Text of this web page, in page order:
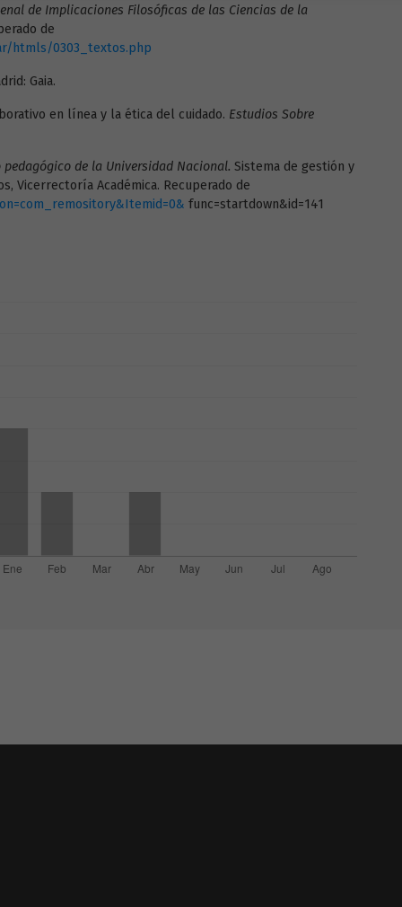
de Implicaciones Filosóficas de las Ciencias de la
de
htmls/0303_textos.php
Gaia.
en línea y la ética del cuidado. Estudios Sobre
pedagógico de la Universidad Nacional. Sistema de gestión y
Vicerrectoría Académica. Recuperado de
func=startdown&id=141